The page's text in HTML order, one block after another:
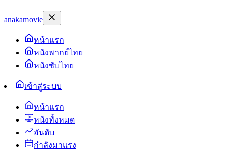
anakamovie
หน้าแรก
หนังพากย์ไทย
หนังซับไทย
เข้าสู่ระบบ
หน้าแรก
หนังทั้งหมด
อันดับ
กำลังมาแรง